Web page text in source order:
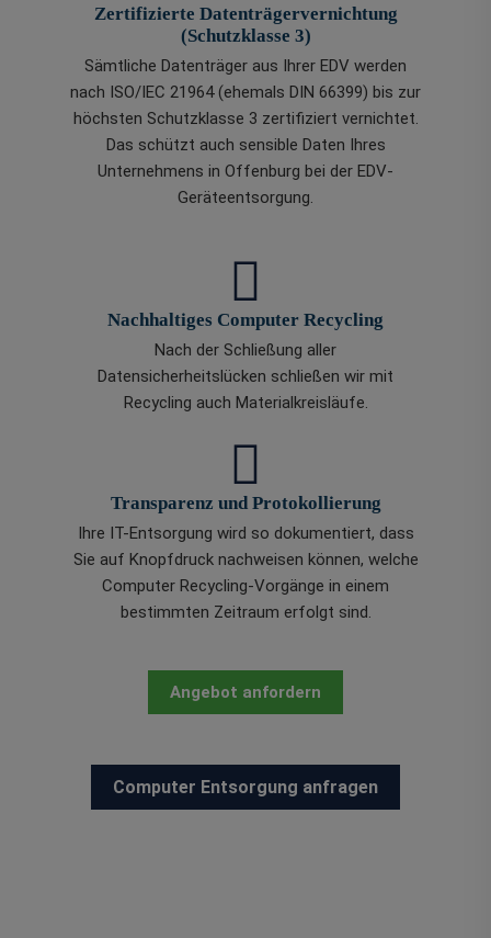
Zertifizierte Datenträgervernichtung
(Schutzklasse 3)
Sämtliche Datenträger aus Ihrer EDV werden
nach ISO/IEC 21964 (ehemals DIN 66399) bis zur
höchsten Schutzklasse 3 zertifiziert vernichtet.
Das schützt auch sensible Daten Ihres
Unternehmens in Offenburg bei der EDV-
Geräteentsorgung.
Nachhaltiges Computer Recycling
Nach der Schließung aller
Datensicherheitslücken schließen wir mit
Recycling auch Materialkreisläufe.
Transparenz und Protokollierung
Ihre IT-Entsorgung wird so dokumentiert, dass
Sie auf Knopfdruck nachweisen können, welche
Computer Recycling‑Vorgänge in einem
bestimmten Zeitraum erfolgt sind.
Angebot anfordern
Computer Entsorgung anfragen